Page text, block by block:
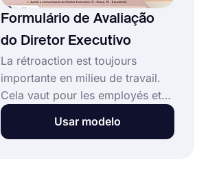
Formulário de Avaliação
do Diretor Executivo
La rétroaction est toujours
importante en milieu de travail.
Cela vaut pour les employés et
les cadres. L'utilisation d'un
formulaire pour évaluer le
Usar modelo